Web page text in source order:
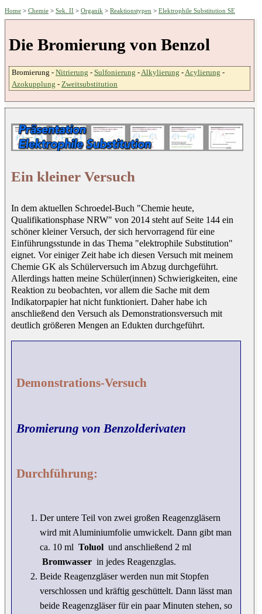
Home > Chemie > Sek. II > Organik > Reaktionstypen > Elektrophile Substitution SE
Die Bromierung von Benzol
Bromierung -Nitrierung -Sulfonierung - Alkylierung - Acylierung -
Azokupplung - Zweitsubstitution
Ein kleiner Versuch
In dem aktuellen Schroedel-Buch "Chemie heute,
Qualifikationsphase NRW" von 2014 steht auf Seite 144 ein
schöner kleiner Versuch, der sich hervorragend für eine
Einführungsstunde in das Thema "elektrophile Substitution"
eignet. Vor einiger Zeit habe ich diesen Versuch mit meinem
Chemie GK als Schülerversuch im Abzug durchgeführt.
Allerdings hatten meine Schüler(innen) Schwierigkeiten, eine
Reaktion zu beobachten, vor allem die Sache mit dem
Indikatorpapier hat nicht funktioniert. Daher habe ich
anschließend den Versuch als Demonstrationsversuch mit
deutlich größeren Mengen an Edukten durchgeführt.
Demonstrations-Versuch
Bromierung von Benzolderivaten
Durchführung:
Der untere Teil von zwei großen Reagenzgläsern
wird mit Aluminiumfolie umwickelt. Dann gibt man
ca. 10 ml Toluol und anschließend 2 ml
Bromwasser in jedes Reagenzglas.
Beide Reagenzgläser werden nun mit Stopfen
verschlossen und kräftig geschüttelt. Dann lässt man
beide Reagenzgläser für ein paar Minuten stehen, so